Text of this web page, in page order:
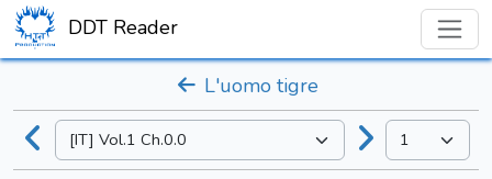
DDT Reader
L'uomo tigre